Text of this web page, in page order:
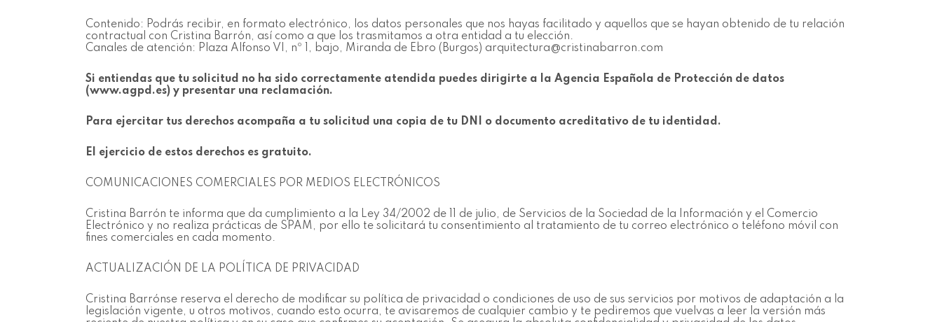
Contenido: Podrás recibir, en formato electrónico, los datos personales que nos hayas facilitado y aquellos que se hayan obtenido de tu relación
contractual con Cristina Barrón, así como a que los trasmitamos a otra entidad a tu elección.
Canales de atención: Plaza Alfonso VI, nº 1, bajo, Miranda de Ebro (Burgos) arquitectura@cristinabarron.com
Si entiendas que tu solicitud no ha sido correctamente atendida puedes dirigirte a la Agencia Española de Protección de datos
(www.agpd.es) y presentar una reclamación.
Para ejercitar tus derechos acompaña a tu solicitud una copia de tu DNI o documento acreditativo de tu identidad.
El ejercicio de estos derechos es gratuito.
COMUNICACIONES COMERCIALES POR MEDIOS ELECTRÓNICOS
Cristina Barrón te informa que da cumplimiento a la Ley 34/2002 de 11 de julio, de Servicios de la Sociedad de la Información y el Comercio
Electrónico y no realiza prácticas de SPAM, por ello te solicitará tu consentimiento al tratamiento de tu correo electrónico o teléfono móvil con
fines comerciales en cada momento.
ACTUALIZACIÓN DE LA POLÍTICA DE PRIVACIDAD
Cristina Barrónse reserva el derecho de modificar su política de privacidad o condiciones de uso de sus servicios por motivos de adaptación a la
legislación vigente, u otros motivos, cuando esto ocurra, te avisaremos de cualquier cambio y te pediremos que vuelvas a leer la versión más